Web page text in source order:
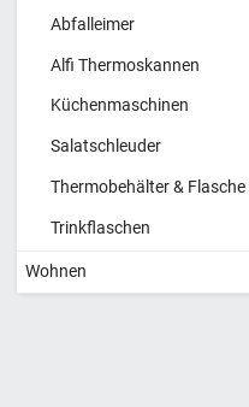
Abfalleimer
Alfi Thermoskannen
Küchenmaschinen
Salatschleuder
Thermobehälter & Flasche
Trinkflaschen
Wohnen